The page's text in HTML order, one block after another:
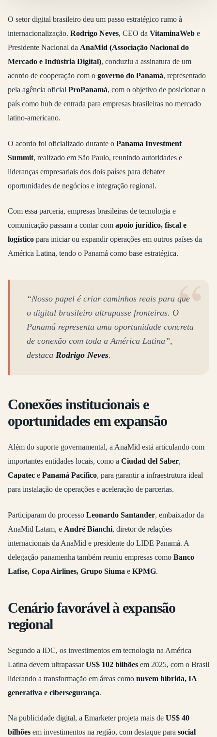
O setor digital brasileiro deu um passo estratégico rumo à
internacionalização. Rodrigo Neves, CEO da VitaminaWeb e
Presidente Nacional da AnaMid (Associação Nacional do
Mercado e Indústria Digital), conduziu a assinatura de um
acordo de cooperação com o governo do Panamá, representado
pela agência oficial ProPanamá, com o objetivo de posicionar o
país como hub de entrada para empresas brasileiras no mercado
latino-americano.
O acordo foi oficializado durante o Panama Investment
Summit, realizado em São Paulo, reunindo autoridades e
lideranças empresariais dos dois países para debater
oportunidades de negócios e integração regional.
Com essa parceria, empresas brasileiras de tecnologia e
comunicação passam a contar com apoio jurídico, fiscal e
logístico para iniciar ou expandir operações em outros países da
América Latina, tendo o Panamá como base estratégica.
“Nosso papel é criar caminhos reais para que
o digital brasileiro ultrapasse fronteiras. O
Panamá representa uma oportunidade concreta
de conexão com toda a América Latina”,
destacaRodrigo Neves.
Conexões institucionais e
oportunidades em expansão
Além do suporte governamental, a AnaMid está articulando com
importantes entidades locais, como a Ciudad del Saber,
Capatec e Panamá Pacífico, para garantir a infraestrutura ideal
para instalação de operações e aceleração de parcerias.
Participaram do processo Leonardo Santander, embaixador da
AnaMid Latam, e André Bianchi, diretor de relações
internacionais da AnaMid e presidente do LIDE Panamá. A
delegação panamenha também reuniu empresas como Banco
Lafise, Copa Airlines, Grupo Siuma e KPMG.
Cenário favorável à expansão
regional
Segundo a IDC, os investimentos em tecnologia na América
Latina devem ultrapassarUS$ 102 bilhões em 2025, com o Brasil
liderando a transformação em áreas como nuvem híbrida, IA
generativa e cibersegurança.
Na publicidade digital, a Emarketer projeta mais de US$ 40
bilhões em investimentos na região, com destaque para social